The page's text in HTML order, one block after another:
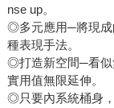
nse up。
◎多元應用─將現成
種表現手法。
◎打造新空間─看似
實用值無限延伸。
◎只要內系統桶身